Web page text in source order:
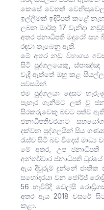
කෙසේ වෙතත්
ඉල්ලීමක් ඉදිරිපත් කළේ
ලබන මාර්තු 17 වැනිදා
අතර ජනාධිපති මදුරෝ සහ
රඳවා තැබෙනු ඇති.
මේ අතර නඩු විභාගය
සිටි පුද්ගලයෙකු,
වැදී ඇත්තේ ඔහු කළ
පවසමින්.
එම පුද්ගලයා දෙසට
පැහැර ගැනීමට ලක් වූ
සිරකරුවෙකු බවට පත්ව
ජනාධිපතිවරයාට
දක්වන පුද්ගලයින් සිය
රැස්ව සිටි බව විදෙස් මාධ්‍ය
මේ අතර, උප ජනාධිපති
අන්තර්වාර ජනාධිපති
ඇය දිවුරුම් දුන්නේ ජාතික
සහෝදරයා වන ජෝර්ජ්
56 හැවිරිදි ඩෙල්සි
අතර ඇය 2018 වසරේ
කළා.